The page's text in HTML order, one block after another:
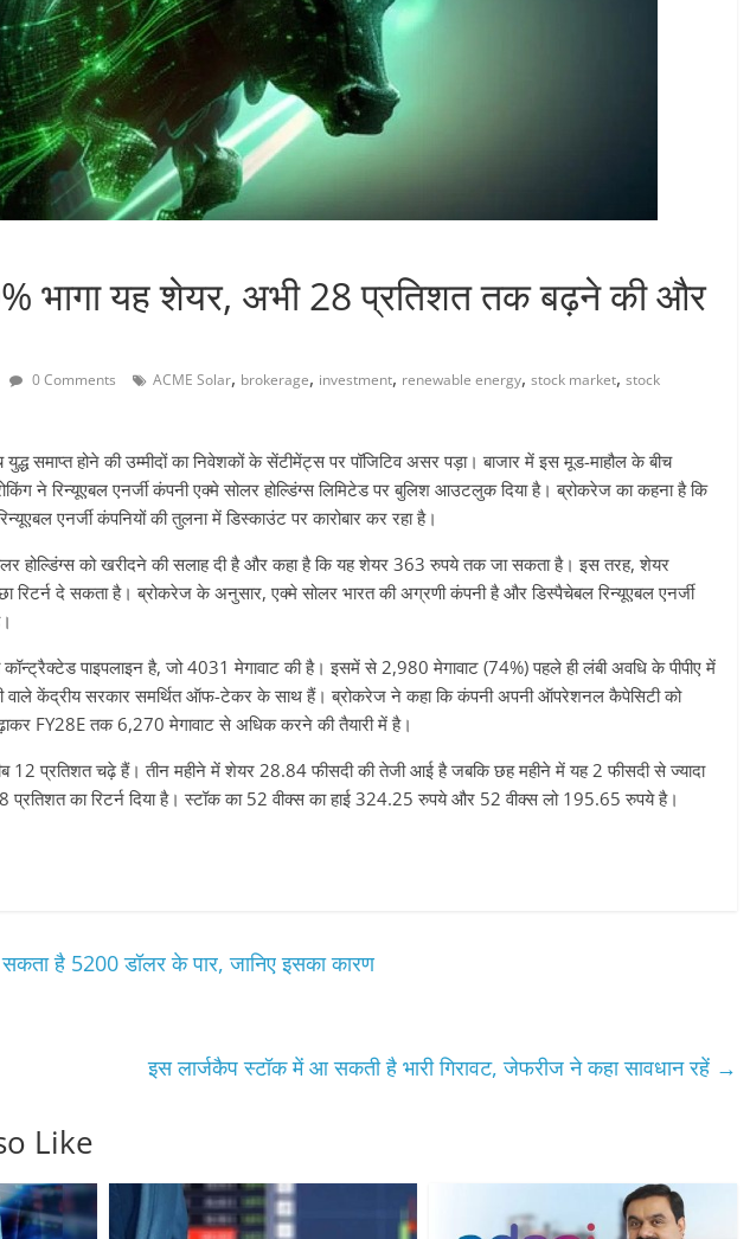
भागा यह शेयर, अभी 28 प्रतिशत तक बढ़ने की और
0 Comments ACME Solar, brokerage, investment, renewable energy, stock market, stock
समाप्त होने की उम्मीदों का निवेशकों के सेंटीमेंट्स पर पॉजिटिव असर पड़ा। बाजार में इस मूड-माहौल के बीच
ने रिन्यूएबल एनर्जी कंपनी एक्मे सोलर होल्डिंग्स लिमिटेड पर बुलिश आउटलुक दिया है। ब्रोकरेज का कहना है कि
एनर्जी कंपनियों की तुलना में डिस्काउंट पर कारोबार कर रहा है।
होल्डिंग्स को खरीदने की सलाह दी है और कहा है कि यह शेयर 363 रुपये तक जा सकता है। इस तरह, शेयर
रिटर्न दे सकता है। ब्रोकरेज के अनुसार, एक्मे सोलर भारत की अग्रणी कंपनी है और डिस्पैचेबल रिन्यूएबल एनर्जी
पाइपलाइन है, जो 4031 मेगावाट की है। इसमें से 2,980 मेगावाट (74%) पहले ही लंबी अवधि के पीपीए में
वाले केंद्रीय सरकार समर्थित ऑफ-टेकर के साथ हैं। ब्रोकरेज ने कहा कि कंपनी अपनी ऑपरेशनल कैपेसिटी को
FY28E तक 6,270 मेगावाट से अधिक करने की तैयारी में है।
12 प्रतिशत चढ़े हैं। तीन महीने में शेयर 28.84 फीसदी की तेजी आई है जबकि छह महीने में यह 2 फीसदी से ज्यादा
का रिटर्न दिया है। स्टॉक का 52 वीक्स का हाई 324.25 रुपये और 52 वीक्स लो 195.65 रुपये है।
सकता है 5200 डॉलर के पार, जानिए इसका कारण
इस लार्जकैप स्टॉक में आ सकती है भारी गिरावट, जेफरीज ने कहा सावधान रहें →
Like